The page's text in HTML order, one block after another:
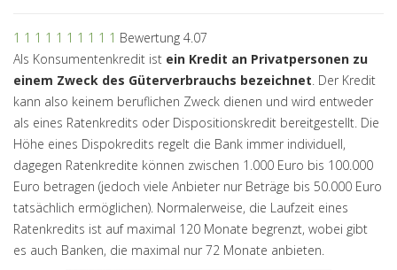
1 1 1 1 1 1 1 1 1 1 Bewertung 4.07
Als Konsumentenkredit ist ein Kredit an Privatpersonen zu
einem Zweck des Güterverbrauchs bezeichnet. Der Kredit
kann also keinem beruflichen Zweck dienen und wird entweder
als eines Ratenkredits oder Dispositionskredit bereitgestellt. Die
Höhe eines Dispokredits regelt die Bank immer individuell,
dagegen Ratenkredite können zwischen 1.000 Euro bis 100.000
Euro betragen (jedoch viele Anbieter nur Beträge bis 50.000 Euro
tatsächlich ermöglichen). Normalerweise, die Laufzeit eines
Ratenkredits ist auf maximal 120 Monate begrenzt, wobei gibt
es auch Banken, die maximal nur 72 Monate anbieten.